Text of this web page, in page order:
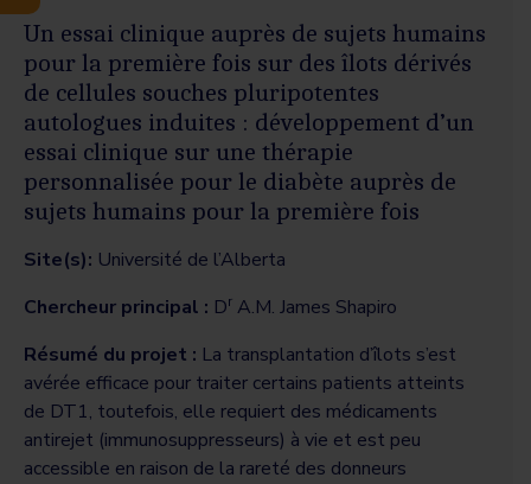
Un essai clinique auprès de sujets humains
pour la première fois sur des îlots dérivés
de cellules souches pluripotentes
autologues induites : développement d’un
essai clinique sur une thérapie
personnalisée pour le diabète auprès de
sujets humains pour la première fois
Site(s): Université de l’Alberta
Chercheur principal : Dr A.M. James Shapiro
Résumé du projet : La transplantation d’îlots s’est
avérée efficace pour traiter certains patients atteints
de DT1, toutefois, elle requiert des médicaments
antirejet (immunosuppresseurs) à vie et est peu
accessible en raison de la rareté des donneurs